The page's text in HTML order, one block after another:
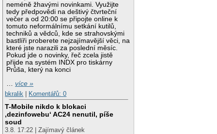
neméně žhavými novinkami. Využijte
tedy předpovědi na deštivý čtvrteční
večer a od 20:00 se připojte online k
tomuto neformálnímu setkání kutilů,
techniků a vědců, kde se strahovskými
bastlíři proberete nejzajímavější věci, na
které jste narazili za poslední měsíc.
Pokud jde o novinky, řeč zcela jistě
přijde na systém INDX pro tiskárny
Průša, který na konci
…více »
bkralik
Komentářů: 0
T-Mobile nikdo k blokaci
‚dezinfowebu‘ AC24 nenutil, píše
soud
3.8. 17:22 | Zajímavý článek